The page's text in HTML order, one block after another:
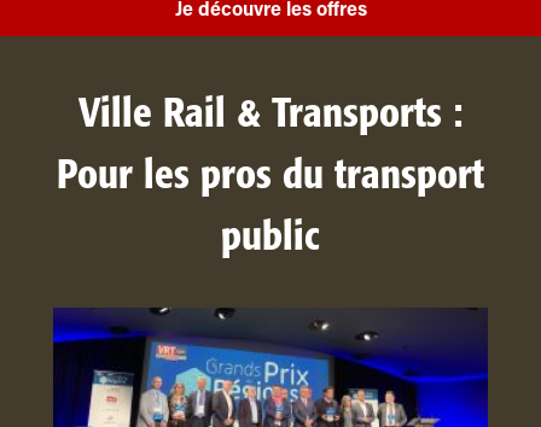
Je découvre les offres
Ville Rail & Transports :
Pour les pros du transport
public